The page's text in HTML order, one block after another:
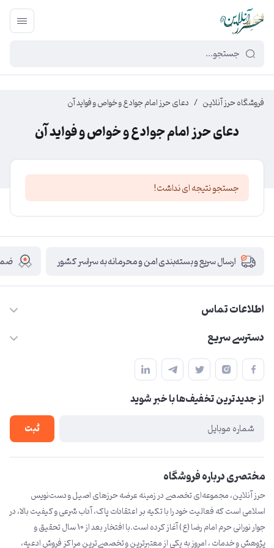
449f43cf-3da2-4422-bb12-2566cb5b8b05
فروشگاه حرز آنلاین / دعای حرز امام جواد ع و خواص و فواید آن
دعای حرز امام جواد ع و خواص و فواید آن
جستجو نتیجه ای نداشت!
ارسال سریع و بسته‌بندی امن و محرمانه به سراسر کشور
اطلاعات تماس
09210446578
herzeonline@gmail.com
مشهد مقدس ،خیابان امام رضا(ع) ، حرم مطهر رضوی ، فلکه آب ، بازار
امام رضا (ع)
دسترسی سریع
حساب کاربری
مجله فروشگاه
لیست محصولات
درباره ما
از جدید‌ترین تخفیف‌ها با‌ خبر شوید
ثبت
مختصری درباره فروشگاه
حرز آنلاین، مجموعه‌ای تخصصی در زمینه عرضه حرزهای اصیل و دست‌نویس
اسلامی است که فعالیت خود را با تکیه بر اعتقادات پاک، آداب شرعی و کیفیت بالا، در
جوار نورانی حرم امام رضا (ع) آغاز کرده است.با افتخار بعد از 10 سال تحقیق و
پژوهش و خدمات ، امروز به یکی از معتبرترین و تخصصی‌ترین مراکز فروش ادعیه،